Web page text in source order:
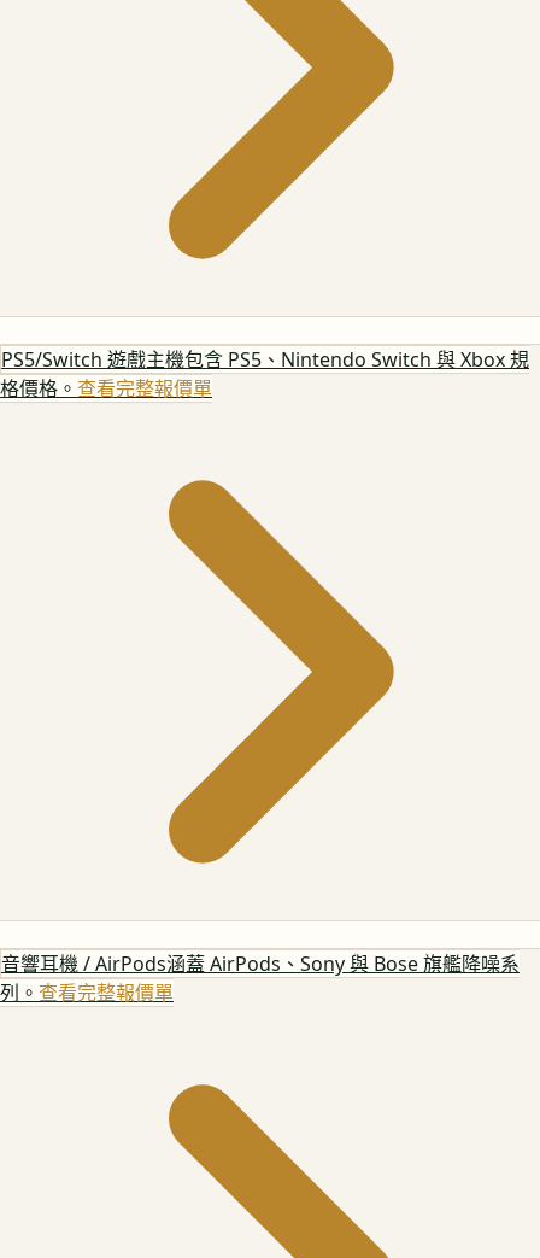
PS5/Switch 遊戲主機包含 PS5、Nintendo Switch 與 Xbox 規
格價格。 查看完整報價單
音響耳機 / AirPods涵蓋 AirPods、Sony 與 Bose 旗艦降噪系
列。 查看完整報價單